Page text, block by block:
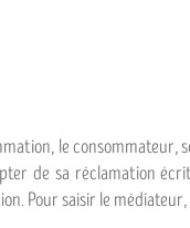
le
de sa réclamation
Pour saisir le